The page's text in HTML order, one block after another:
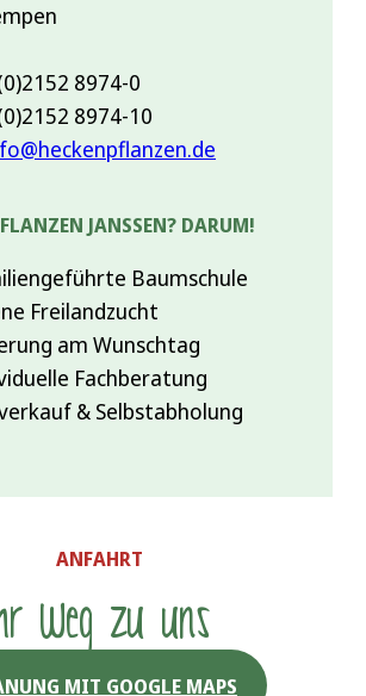
8974-0
8974-10
JANSSEN? DARUM!
Baumschule
Freilandzucht
am Wunschtag
Fachberatung
& Selbstabholung
ANFAHRT
Weg zu uns
MIT GOOGLE MAPS